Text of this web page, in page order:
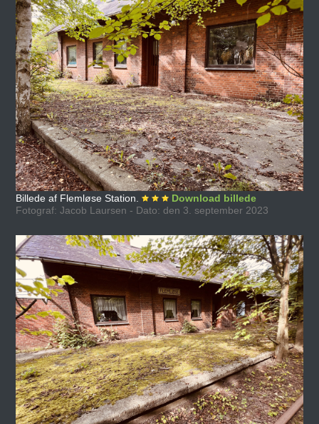
Billede af Flemløse Station.
Download billede
Fotograf: Jacob Laursen - Dato: den 3. september 2023